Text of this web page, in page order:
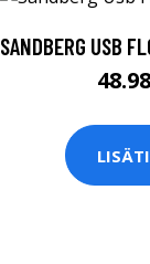
SANDBERG USB